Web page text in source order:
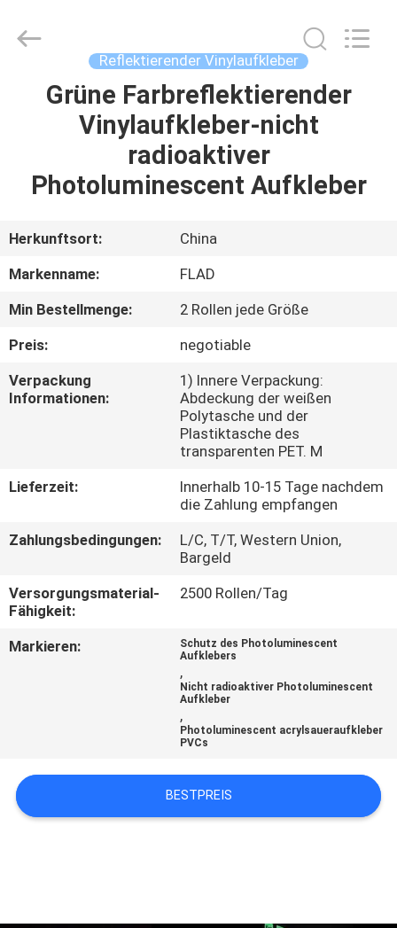
HAUSE
PRODUKTE
ÜBER
UNS
WERKSBESICHTIGUNG
QUALITÄTSKONTROLLE
UNS
BITTE UM
EIN
ANGEBOT
Material
Co.,Ltd.
Reflektierender Vinylaufkleber
Grüne Farbreflektierender
Vinylaufkleber-nicht
radioaktiver
Photoluminescent Aufkleber
Herkunftsort:
China
Markenname:
FLAD
Min Bestellmenge:
2 Rollen jede Größe
Preis:
negotiable
Verpackung
Informationen:
1) Innere Verpackung:
Abdeckung der weißen
Polytasche und der
Plastiktasche des
transparenten PET. M
Lieferzeit:
Innerhalb 10-15 Tage nachdem
die Zahlung empfangen
Zahlungsbedingungen:
L/C, T/T, Western Union,
Bargeld
Versorgungsmaterial-
Fähigkeit:
2500 Rollen/Tag
Markieren:
Schutz des Photoluminescent
Aufklebers
,
Nicht radioaktiver Photoluminescent
Aufkleber
,
Photoluminescent acrylsaueraufkleber
PVCs
BESTPREIS